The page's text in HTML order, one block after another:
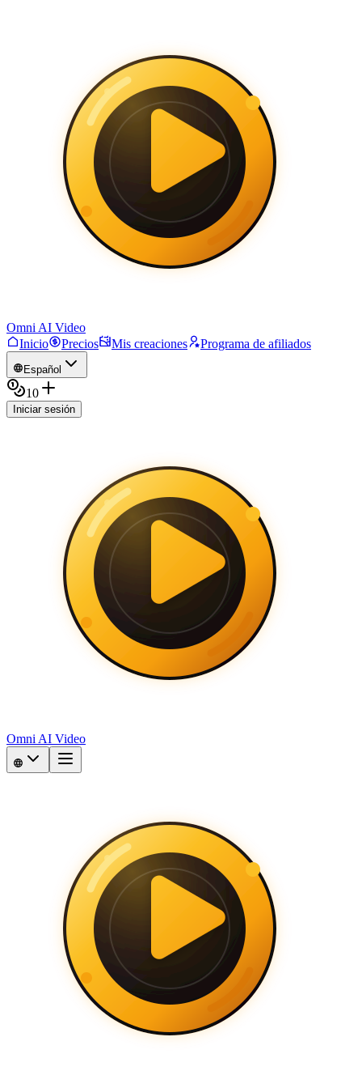
Omni AI Video
Inicio
Precios Mis creaciones Programa de afiliados
Español
10
Iniciar sesión
Omni AI Video